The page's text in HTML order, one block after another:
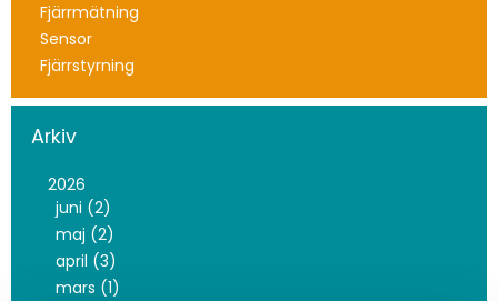
Fjärrmätning
Sensor
Fjärrstyrning
Arkiv
2026
juni (2)
maj (2)
april (3)
mars (1)